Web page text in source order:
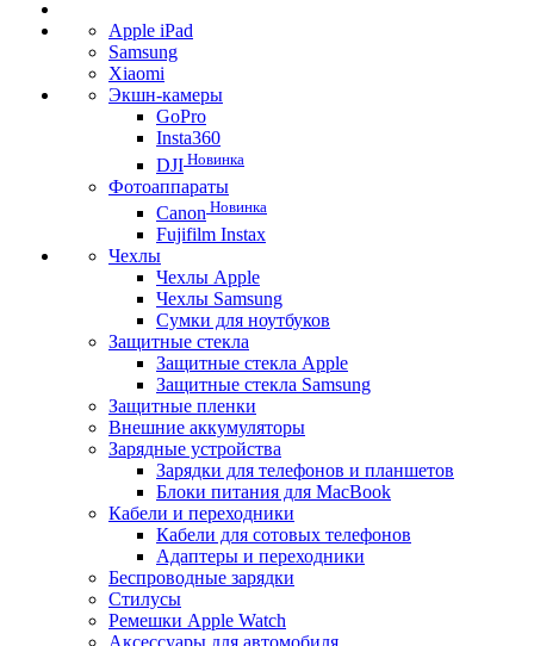
Apple iPad
Samsung
Xiaomi
Экшн-камеры
GoPro
Insta360
DJI Новинка
Фотоаппараты
Canon Новинка
Fujifilm Instax
Чехлы
Чехлы Apple
Чехлы Samsung
Сумки для ноутбуков
Защитные стекла
Защитные стекла Apple
Защитные стекла Samsung
Защитные пленки
Внешние аккумуляторы
Зарядные устройства
Зарядки для телефонов и планшетов
Блоки питания для MacBook
Кабели и переходники
Кабели для сотовых телефонов
Адаптеры и переходники
Беспроводные зарядки
Стилусы
Ремешки Apple Watch
Аксессуары для автомобиля